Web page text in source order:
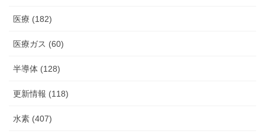
医療 (182)
医療ガス (60)
半導体 (128)
更新情報 (118)
水素 (407)